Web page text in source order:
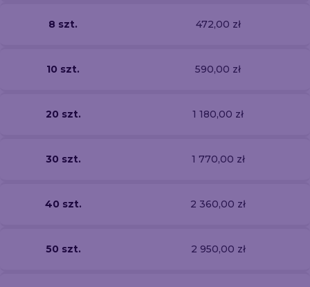
8 szt. 472,00 zł
10 szt. 590,00 zł
20 szt. 1 180,00 zł
30 szt. 1 770,00 zł
40 szt. 2 360,00 zł
50 szt. 2 950,00 zł